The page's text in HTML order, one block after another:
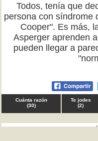
Todos, tenía que
persona con síndrome
Cooper". Es más,
Asperger aprenden
pueden llegar a
Cuánta razón
(30)
Te jodes
(2)
♂